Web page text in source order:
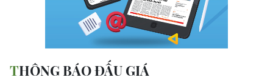
THÔNG BÁO ĐẤU GIÁ